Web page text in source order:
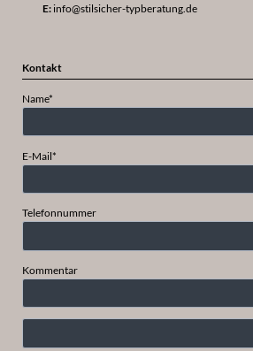
E: info@stilsicher-typberatung.de
Kontakt
Pflichtfeld
Name*
Pflichtfeld
E-Mail*
Telefonnummer
Kommentar